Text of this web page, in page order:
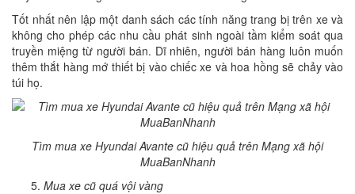
Tốt nhất nên lập một danh sách các tính năng trang bị trên xe và
không cho phép các nhu cầu phát sinh ngoài tầm kiểm soát qua
truyền miệng từ người bán. Dĩ nhiên, người bán hàng luôn muốn
thêm thắt hàng mớ thiết bị vào chiếc xe và hoa hồng sẽ chảy vào
túi họ.
Tìm mua xe Hyundai Avante cũ hiệu quả trên Mạng xã hội
MuaBanNhanh
Mua xe cũ quá vội vàng